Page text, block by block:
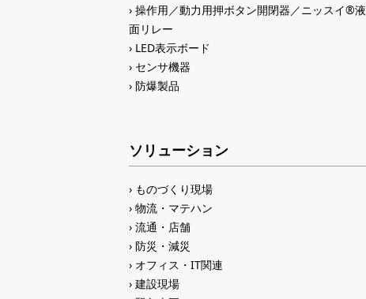
操作用／動力用押ボタン開閉器／ニッスイ®液
面リレー
LED表示ボード
センサ機器
防爆製品
ソリューション
ものづくり現場
物流・マテハン
流通・店舗
防災・減災
オフィス・IT関連
建設現場